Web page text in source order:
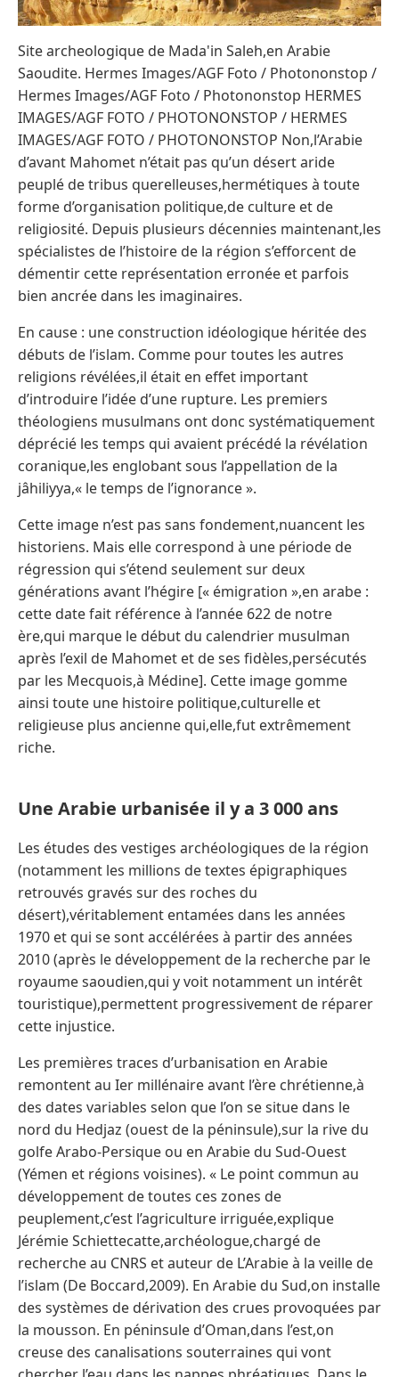
Site archeologique de Mada'in Saleh,en Arabie
Saoudite. Hermes Images/AGF Foto / Photononstop /
Hermes Images/AGF Foto / Photononstop HERMES
IMAGES/AGF FOTO / PHOTONONSTOP / HERMES
IMAGES/AGF FOTO / PHOTONONSTOP Non,l’Arabie
d’avant Mahomet n’était pas qu’un désert aride
peuplé de tribus querelleuses,hermétiques à toute
forme d’organisation politique,de culture et de
religiosité. Depuis plusieurs décennies maintenant,les
spécialistes de l’histoire de la région s’efforcent de
démentir cette représentation erronée et parfois
bien ancrée dans les imaginaires.
En cause : une construction idéologique héritée des
débuts de l’islam. Comme pour toutes les autres
religions révélées,il était en effet important
d’introduire l’idée d’une rupture. Les premiers
théologiens musulmans ont donc systématiquement
déprécié les temps qui avaient précédé la révélation
coranique,les englobant sous l’appellation de la
jâhiliyya,« le temps de l’ignorance ».
Cette image n’est pas sans fondement,nuancent les
historiens. Mais elle correspond à une période de
régression qui s’étend seulement sur deux
générations avant l’hégire [« émigration »,en arabe :
cette date fait référence à l’année 622 de notre
ère,qui marque le début du calendrier musulman
après l’exil de Mahomet et de ses fidèles,persécutés
par les Mecquois,à Médine]. Cette image gomme
ainsi toute une histoire politique,culturelle et
religieuse plus ancienne qui,elle,fut extrêmement
riche.
Une Arabie urbanisée il y a 3 000 ans
Les études des vestiges archéologiques de la région
(notamment les millions de textes épigraphiques
retrouvés gravés sur des roches du
désert),véritablement entamées dans les années
1970 et qui se sont accélérées à partir des années
2010 (après le développement de la recherche par le
royaume saoudien,qui y voit notamment un intérêt
touristique),permettent progressivement de réparer
cette injustice.
Les premières traces d’urbanisation en Arabie
remontent au Ier millénaire avant l’ère chrétienne,à
des dates variables selon que l’on se situe dans le
nord du Hedjaz (ouest de la péninsule),sur la rive du
golfe Arabo-Persique ou en Arabie du Sud-Ouest
(Yémen et régions voisines). « Le point commun au
développement de toutes ces zones de
peuplement,c’est l’agriculture irriguée,explique
Jérémie Schiettecatte,archéologue,chargé de
recherche au CNRS et auteur de L’Arabie à la veille de
l’islam (De Boccard,2009). En Arabie du Sud,on installe
des systèmes de dérivation des crues provoquées par
la mousson. En péninsule d’Oman,dans l’est,on
creuse des canalisations souterraines qui vont